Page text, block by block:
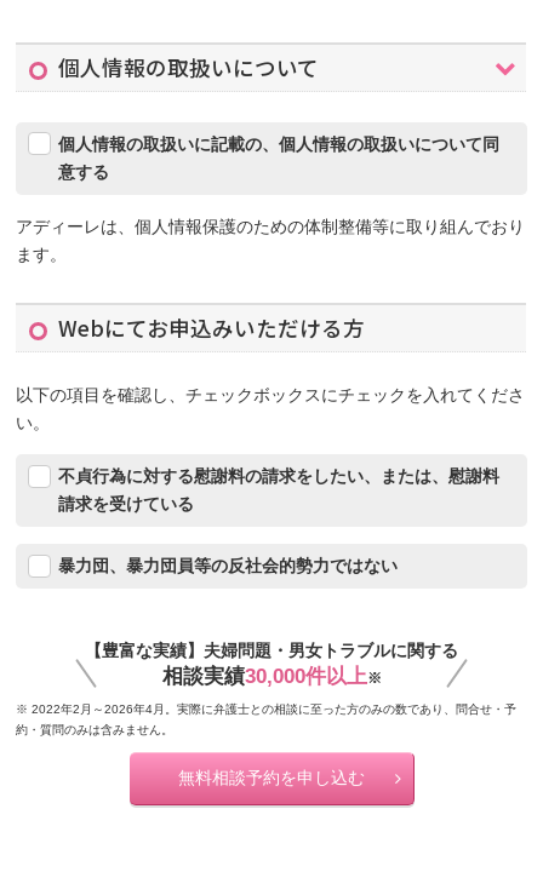
個人情報の取扱いについて
個人情報の取扱いに記載の、個人情報の取扱いについて同
意する
アディーレは、個人情報保護のための体制整備等に取り組んでおり
ます。
Webにてお申込みいただける方
以下の項目を確認し、チェックボックスにチェックを入れてくださ
い。
不貞行為に対する慰謝料の請求をしたい、または、慰謝料
請求を受けている
暴力団、暴力団員等の反社会的勢力ではない
【豊富な実績】夫婦問題・男女トラブルに関する
相談実績30,000件以上※
※ 2022年2月～2026年4月。実際に弁護士との相談に至った方のみの数であり、問合せ・予
約・質問のみは含みません。
無料相談予約を申し込む